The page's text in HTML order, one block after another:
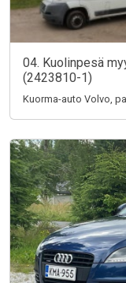
04. Kuolinpesä
(2423810-1)
Kuorma-auto Volvo,